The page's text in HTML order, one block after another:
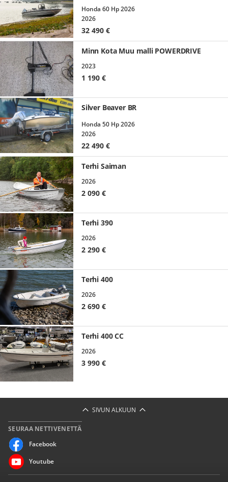
Honda 60 Hp 2026
2026
32 490 €
Minn Kota Muu malli POWERDRIVE
2023
1 190 €
Silver Beaver BR
Honda 50 Hp 2026
2026
22 490 €
Terhi Saiman
2026
2 090 €
Terhi 390
2026
2 290 €
Terhi 400
2026
2 690 €
Terhi 400 CC
2026
3 990 €
SIVUN ALKUUN
SEURAA NETTIVENETTÄ
Facebook
Youtube